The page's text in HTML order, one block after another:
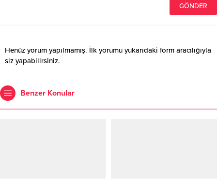
Henüz yorum yapılmamış. İlk yorumu yukarıdaki form aracılığıyla
siz yapabilirsiniz.
Benzer Konular